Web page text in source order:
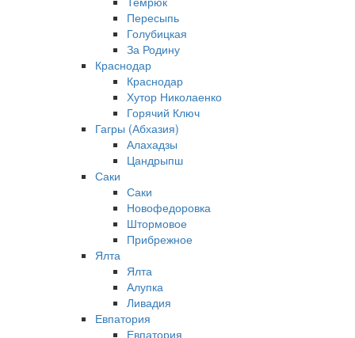
Пересыпь
Голубицкая
За Родину
Краснодар
Краснодар
Хутор Николаенко
Горячий Ключ
Гагры (Абхазия)
Алахадзы
Цандрыпш
Саки
Саки
Новофедоровка
Штормовое
Прибрежное
Ялта
Ялта
Алупка
Ливадия
Евпатория
Евпатория